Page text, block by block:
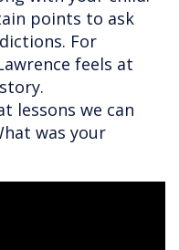
points to ask
For
feels at
lessons we can
was your